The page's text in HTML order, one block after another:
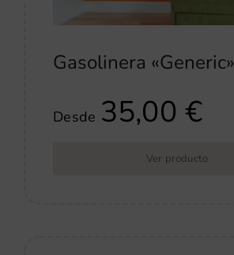
Gasolinera «Generic»
Desde 35,00€
Ver producto